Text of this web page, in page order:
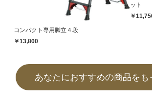
コンパクト専用脚立４段
￥13,800
ット
￥
あなたにおすすめの商品をも